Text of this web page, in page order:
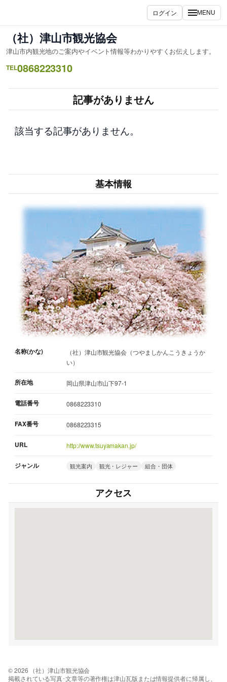
キ
ッ
ログイン MENU
（社）津山市観光協会
津山市内観光地のご案内やイベント情報等わかりやすくお伝えします。
TEL0868223310
記事がありません
該当する記事がありません。
基本情報
名称(かな)
（社）津山市観光協会（つやましかんこうきょうか
い）
所在地 岡山県津山市山下97-1
電話番号 0868223310
FAX番号 0868223315
URL http://www.tsuyamakan.jp/
ジャンル 観光案内 観光・レジャー 組合・団体
アクセス
© 2026 （社）津山市観光協会
掲載されている写真･文章等の著作権は津山瓦版または情報提供者に帰属し、